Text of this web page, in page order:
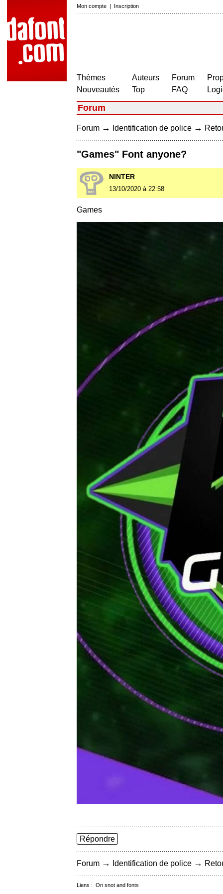
Mon compte | Inscription
Thèmes
Nouveautés
Auteurs
Top
Forum
FAQ
Forum
Forum → Identification de police →
"Games" Font anyone?
NINTER
13/10/2020 à 22:58
Games
Répondre
Forum → Identification de police →
Liens : On snot and fonts